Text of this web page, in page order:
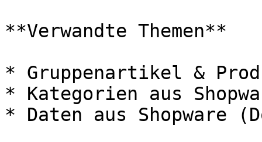
**Verwandte Themen**
* Gruppenartikel &
* Kategorien aus
* Daten aus Shopware